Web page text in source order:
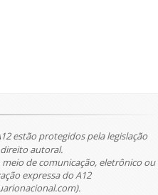
estão protegidos pela legislação
autoral.
de comunicação, eletrônico ou
expressa do A12